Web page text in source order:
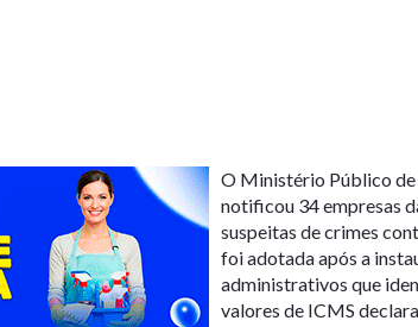
O Ministério Público de
notificou 34 empresas
suspeitas de crimes
foi adotada após a
administrativos que
valores de ICMS